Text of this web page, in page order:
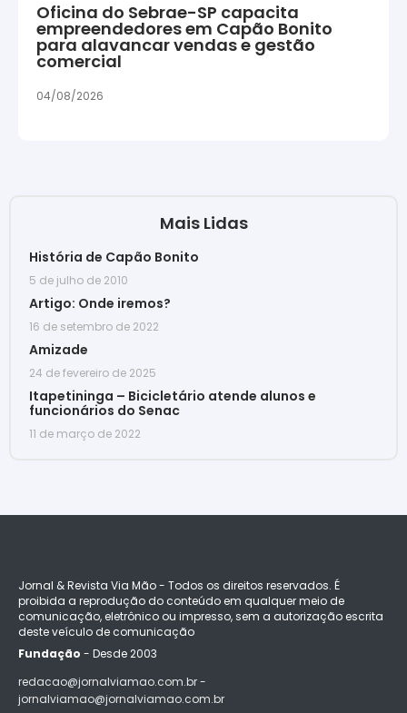
Oficina do Sebrae-SP capacita
empreendedores em Capão Bonito
para alavancar vendas e gestão
comercial
04/08/2026
Mais Lidas
História de Capão Bonito
5 de julho de 2010
Artigo: Onde iremos?
16 de setembro de 2022
Amizade
24 de fevereiro de 2025
Itapetininga – Bicicletário atende alunos e
funcionários do Senac
11 de março de 2022
Jornal & Revista Via Mão - Todos os direitos reservados. É
proibida a reprodução do conteúdo em qualquer meio de
comunicação, eletrônico ou impresso, sem a autorização escrita
deste veículo de comunicação
Fundação - Desde 2003
redacao@jornalviamao.com.br -
jornalviamao@jornalviamao.com.br